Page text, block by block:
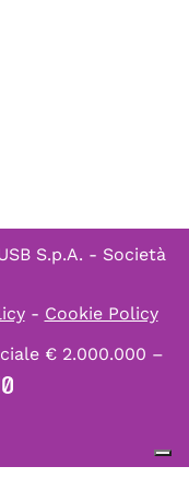
S.p.A. - Società
- Cookie Policy
€ 2.000.000 –